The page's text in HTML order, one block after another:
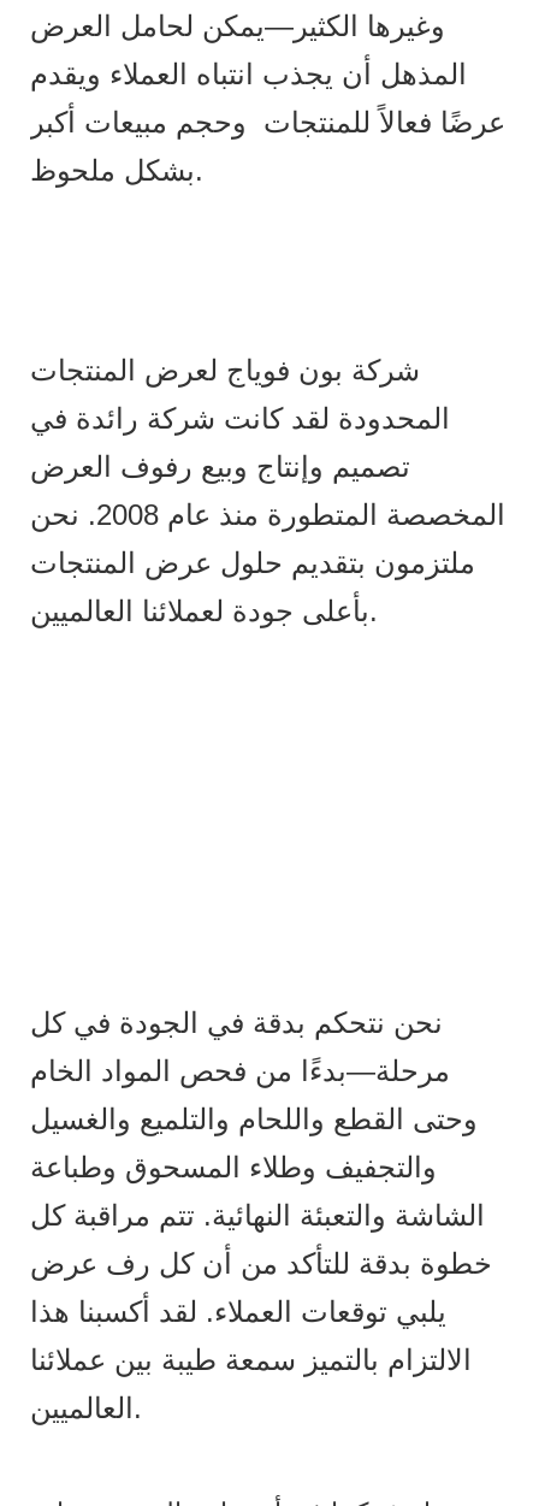
وغيرها الكثير—يمكن لحامل العرض
المذهل أن يجذب انتباه العملاء ويقدم
عرضًا فعالاً للمنتجات وحجم مبيعات أكبر
بشكل ملحوظ.
شركة بون فوياج لعرض المنتجات
المحدودة لقد كانت شركة رائدة في
تصميم وإنتاج وبيع رفوف العرض
المخصصة المتطورة منذ عام 2008. نحن
ملتزمون بتقديم حلول عرض المنتجات
بأعلى جودة لعملائنا العالميين.
نحن نتحكم بدقة في الجودة في كل
مرحلة—بدءًا من فحص المواد الخام
وحتى القطع واللحام والتلميع والغسيل
والتجفيف وطلاء المسحوق وطباعة
الشاشة والتعبئة النهائية. تتم مراقبة كل
خطوة بدقة للتأكد من أن كل رف عرض
يلبي توقعات العملاء. لقد أكسبنا هذا
الالتزام بالتميز سمعة طيبة بين عملائنا
العالميين.